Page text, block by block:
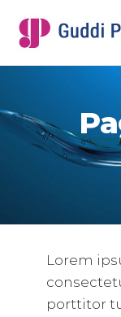
Lorem
porttitor